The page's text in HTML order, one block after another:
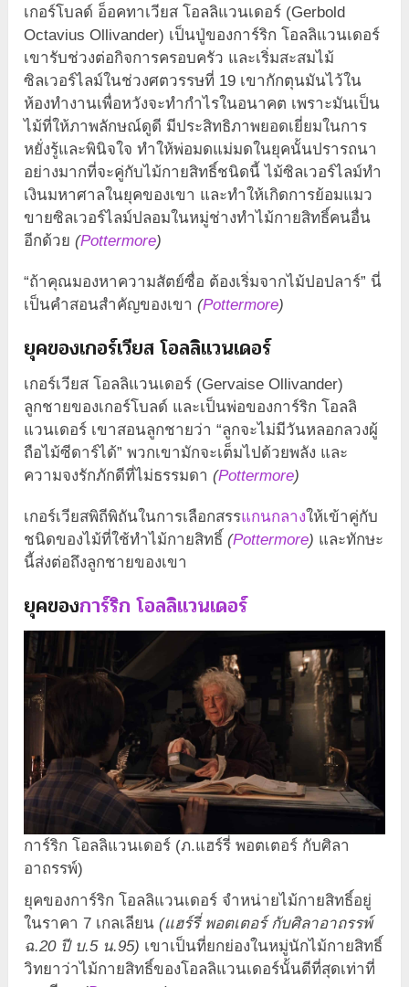
เกอร์โบลด์ อ็อคทาเวียส โอลลิแวนเดอร์ (Gerbold
Octavius Ollivander) เป็นปู่ของการ์ริก โอลลิแวนเดอร์
เขารับช่วงต่อกิจการครอบครัว และเริ่มสะสมไม้
ซิลเวอร์ไลม์ในช่วงศตวรรษที่ 19 เขากักตุนมันไว้ใน
ห้องทำงานเพื่อหวังจะทำกำไรในอนาคต เพราะมันเป็น
ไม้ที่ให้ภาพลักษณ์ดูดี มีประสิทธิภาพยอดเยี่ยมในการ
หยั่งรู้และพินิจใจ ทำให้พ่อมดแม่มดในยุคนั้นปรารถนา
อย่างมากที่จะคู่กับไม้กายสิทธิ์ชนิดนี้ ไม้ซิลเวอร์ไลม์ทำ
เงินมหาศาลในยุคของเขา และทำให้เกิดการย้อมแมว
ขายซิลเวอร์ไลม์ปลอมในหมู่ช่างทำไม้กายสิทธิ์คนอื่น
อีกด้วย(Pottermore)
“ถ้าคุณมองหาความสัตย์ซื่อ ต้องเริ่มจากไม้ปอปลาร์” นี่
เป็นคำสอนสำคัญของเขา(Pottermore)
ยุคของเกอร์เวียส โอลลิแวนเดอร์
เกอร์เวียส โอลลิแวนเดอร์ (Gervaise Ollivander)
ลูกชายของเกอร์โบลด์ และเป็นพ่อของการ์ริก โอลลิ
แวนเดอร์ เขาสอนลูกชายว่า “ลูกจะไม่มีวันหลอกลวงผู้
ถือไม้ซีดาร์ได้” พวกเขามักจะเต็มไปด้วยพลัง และ
ความจงรักภักดีที่ไม่ธรรมดา(Pottermore)
เกอร์เวียสพิถีพิถันในการเลือกสรรแกนกลางให้เข้าคู่กับ
ชนิดของไม้ที่ใช้ทำไม้กายสิทธิ์ (Pottermore) และทักษะ
นี้ส่งต่อถึงลูกชายของเขา
ยุคของการ์ริก โอลลิแวนเดอร์
การ์ริก โอลลิแวนเดอร์ (ภ.แฮร์รี่ พอตเตอร์ กับศิลา
อาถรรพ์)
ยุคของการ์ริก โอลลิแวนเดอร์ จำหน่ายไม้กายสิทธิ์อยู่
ในราคา 7 เกลเลียน(แฮร์รี่ พอตเตอร์ กับศิลาอาถรรพ์
ฉ.20 ปี บ.5 น.95) เขาเป็นที่ยกย่องในหมู่นักไม้กายสิทธิ์
วิทยาว่าไม้กายสิทธิ์ของโอลลิแวนเดอร์นั้นดีที่สุดเท่าที่